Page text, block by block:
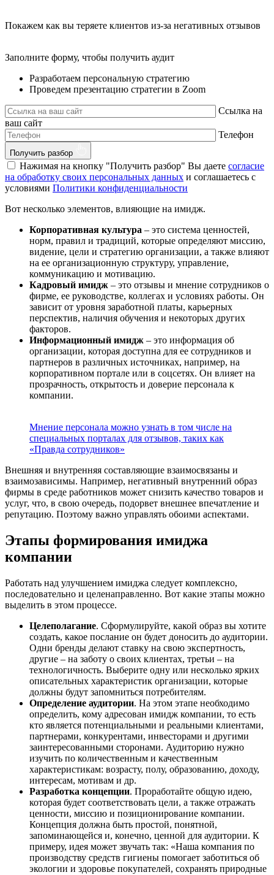
Покажем как вы теряете клиентов из-за негативных отзывов
Заполните форму, чтобы получить аудит
Разработаем персональную стратегию
Проведем презентацию стратегии в Zoom
Ссылка на
ваш сайт
Телефон
Получить разбор
Нажимая на кнопку "Получить разбор" Вы даете согласие
на обработку своих персональных данных и соглашаетесь с
условиями Политики конфиденциальности
Вот несколько элементов, влияющие на имидж.
Корпоративная культура – это система ценностей,
норм, правил и традиций, которые определяют миссию,
видение, цели и стратегию организации, а также влияют
на ее организационную структуру, управление,
коммуникацию и мотивацию.
Кадровый имидж – это отзывы и мнение сотрудников о
фирме, ее руководстве, коллегах и условиях работы. Он
зависит от уровня заработной платы, карьерных
перспектив, наличия обучения и некоторых других
факторов.
Информационный имидж – это информация об
организации, которая доступна для ее сотрудников и
партнеров в различных источниках, например, на
корпоративном портале или в соцсетях. Он влияет на
прозрачность, открытость и доверие персонала к
компании.
Мнение персонала можно узнать в том числе на
специальных порталах для отзывов, таких как
«Правда сотрудников»
Внешняя и внутренняя составляющие взаимосвязаны и
взаимозависимы. Например, негативный внутренний образ
фирмы в среде работников может снизить качество товаров и
услуг, что, в свою очередь, подорвет внешнее впечатление и
репутацию. Поэтому важно управлять обоими аспектами.
Этапы формирования имиджа
компании
Работать над улучшением имиджа следует комплексно,
последовательно и целенаправленно. Вот какие этапы можно
выделить в этом процессе.
Целеполагание. Сформулируйте, какой образ вы хотите
создать, какое послание он будет доносить до аудитории.
Одни бренды делают ставку на свою экспертность,
другие – на заботу о своих клиентах, третьи – на
технологичность. Выберите одну или несколько ярких
описательных характеристик организации, которые
должны будут запомниться потребителям.
Определение аудитории. На этом этапе необходимо
определить, кому адресован имидж компании, то есть
кто является потенциальными и реальными клиентами,
партнерами, конкурентами, инвесторами и другими
заинтересованными сторонами. Аудиторию нужно
изучить по количественным и качественным
характеристикам: возрасту, полу, образованию, доходу,
интересам, мотивам и др.
Разработка концепции. Проработайте общую идею,
которая будет соответствовать цели, а также отражать
ценности, миссию и позиционирование компании.
Концепция должна быть простой, понятной,
запоминающейся и, конечно, ценной для аудитории. К
примеру, идея может звучать так: «Наша компания по
производству средств гигиены помогает заботиться об
экологии и здоровье покупателей, сохранять природные